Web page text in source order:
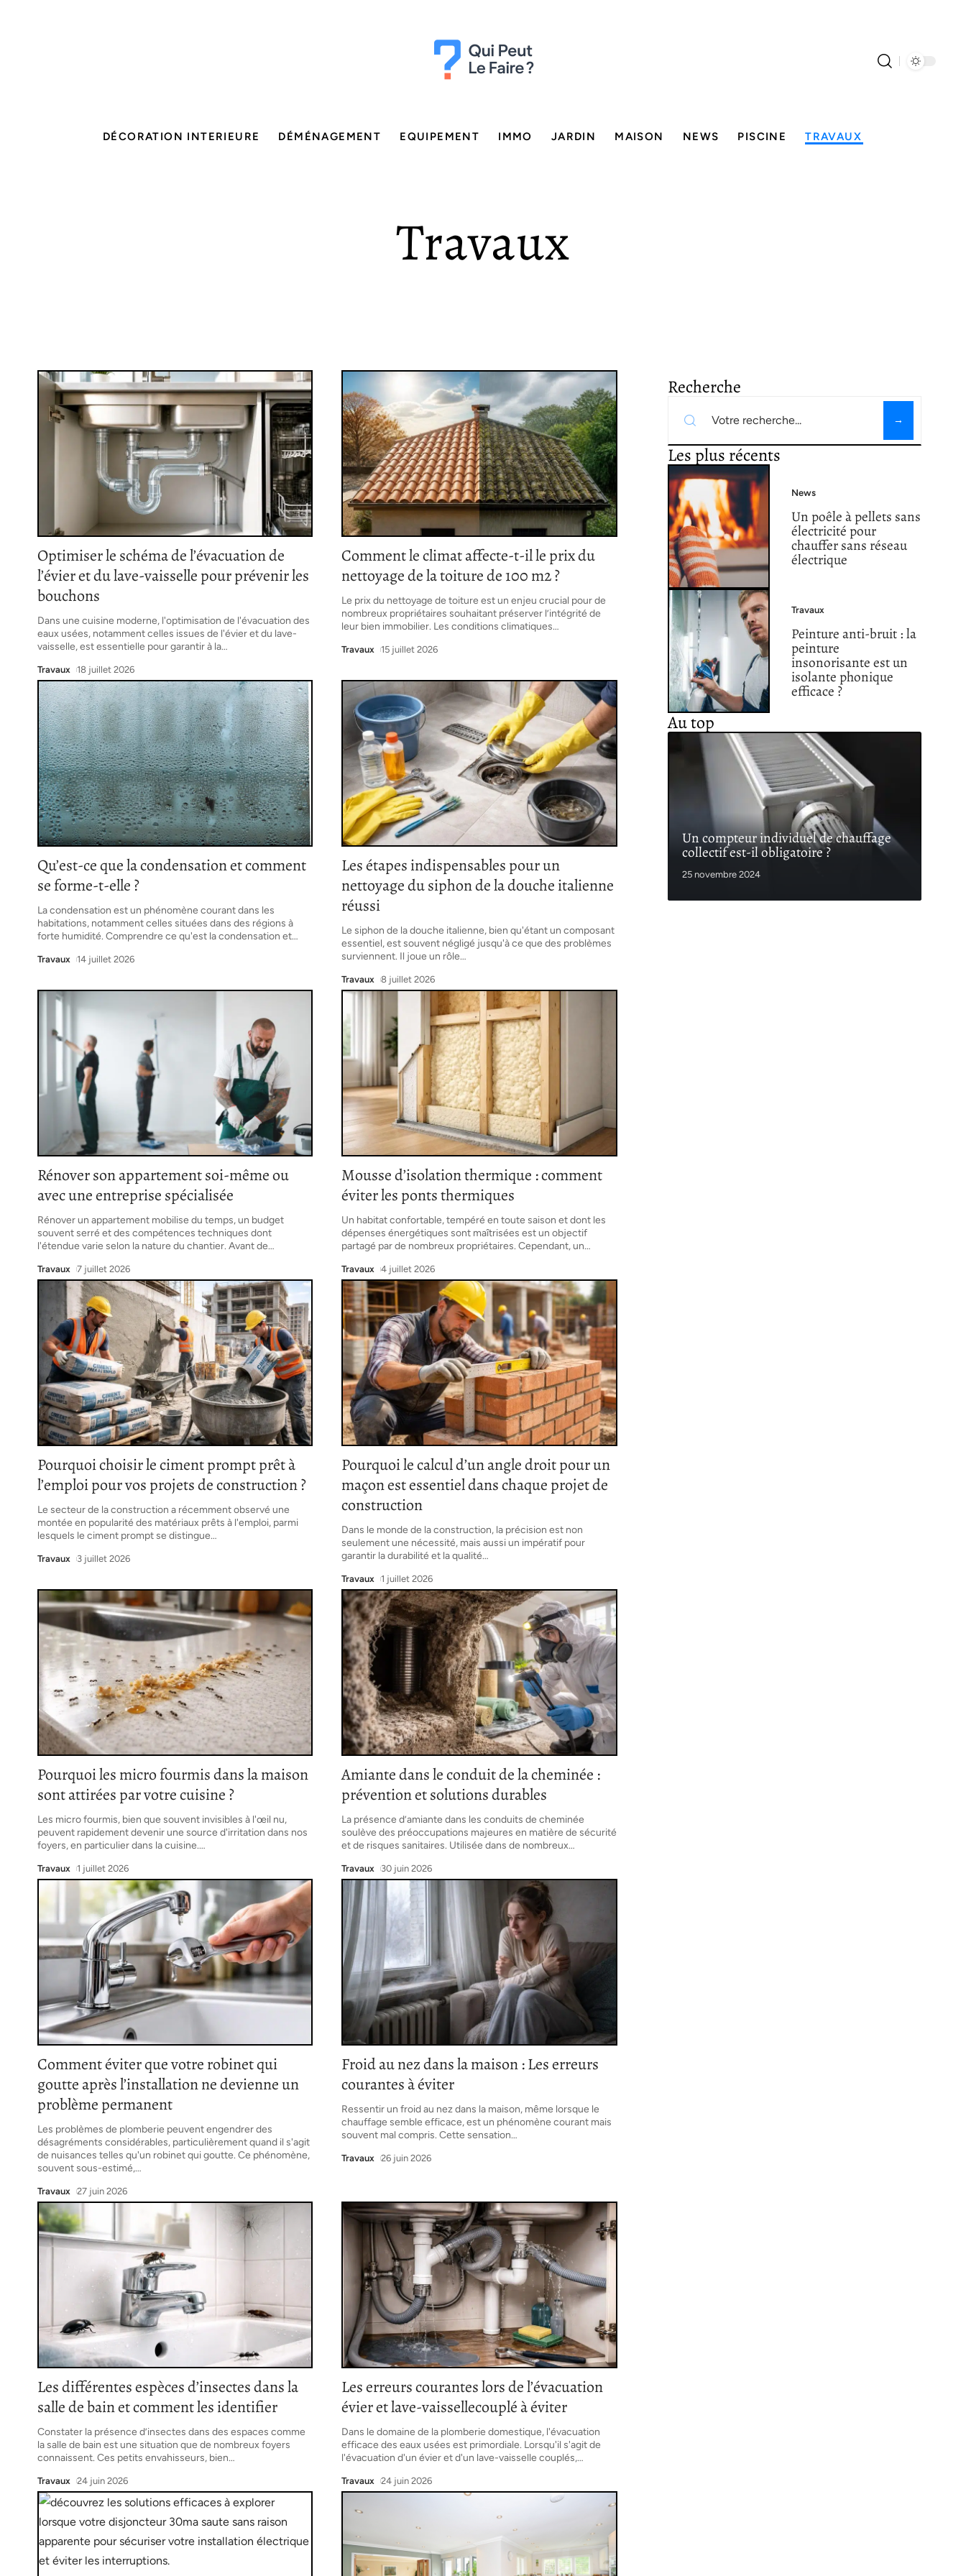
DÉCORATION INTERIEURE DÉMÉNAGEMENT EQUIPEMENT IMMO JARDIN MAISON NEWS PISCINE TRAVAUX
Travaux
Optimiser le schéma de l’évacuation de
l’évier et du lave-vaisselle pour prévenir les
bouchons
Dans une cuisine moderne, l'optimisation de l'évacuation des
eaux usées, notamment celles issues de l'évier et du lave-
vaisselle, est essentielle pour garantir à la…
Travaux 18 juillet 2026
Comment le climat affecte-t-il le prix du
nettoyage de la toiture de 100 m2 ?
Le prix du nettoyage de toiture est un enjeu crucial pour de
nombreux propriétaires souhaitant préserver l’intégrité de
leur bien immobilier. Les conditions climatiques…
Travaux 15 juillet 2026
Qu’est-ce que la condensation et comment
se forme-t-elle ?
La condensation est un phénomène courant dans les
habitations, notamment celles situées dans des régions à
forte humidité. Comprendre ce qu'est la condensation et…
Travaux 14 juillet 2026
Les étapes indispensables pour un
nettoyage du siphon de la douche italienne
réussi
Le siphon de la douche italienne, bien qu'étant un composant
essentiel, est souvent négligé jusqu'à ce que des problèmes
surviennent. Il joue un rôle…
Travaux 8 juillet 2026
Rénover son appartement soi-même ou
avec une entreprise spécialisée
Rénover un appartement mobilise du temps, un budget
souvent serré et des compétences techniques dont
l'étendue varie selon la nature du chantier. Avant de…
Travaux 7 juillet 2026
Mousse d’isolation thermique : comment
éviter les ponts thermiques
Un habitat confortable, tempéré en toute saison et dont les
dépenses énergétiques sont maîtrisées est un objectif
partagé par de nombreux propriétaires. Cependant, un…
Travaux 4 juillet 2026
Pourquoi choisir le ciment prompt prêt à
l’emploi pour vos projets de construction ?
Le secteur de la construction a récemment observé une
montée en popularité des matériaux prêts à l'emploi, parmi
lesquels le ciment prompt se distingue…
Travaux 3 juillet 2026
Pourquoi le calcul d’un angle droit pour un
maçon est essentiel dans chaque projet de
construction
Dans le monde de la construction, la précision est non
seulement une nécessité, mais aussi un impératif pour
garantir la durabilité et la qualité…
Travaux 1 juillet 2026
Pourquoi les micro fourmis dans la maison
sont attirées par votre cuisine ?
Les micro fourmis, bien que souvent invisibles à l'œil nu,
peuvent rapidement devenir une source d'irritation dans nos
foyers, en particulier dans la cuisine.…
Travaux 1 juillet 2026
Amiante dans le conduit de la cheminée :
prévention et solutions durables
La présence d’amiante dans les conduits de cheminée
soulève des préoccupations majeures en matière de sécurité
et de risques sanitaires. Utilisée dans de nombreux…
Travaux 30 juin 2026
Comment éviter que votre robinet qui
goutte après l’installation ne devienne un
problème permanent
Les problèmes de plomberie peuvent engendrer des
désagréments considérables, particulièrement quand il s'agit
de nuisances telles qu'un robinet qui goutte. Ce phénomène,
souvent sous-estimé,…
Travaux 27 juin 2026
Froid au nez dans la maison : Les erreurs
courantes à éviter
Ressentir un froid au nez dans la maison, même lorsque le
chauffage semble efficace, est un phénomène courant mais
souvent mal compris. Cette sensation…
Travaux 26 juin 2026
Les différentes espèces d’insectes dans la
salle de bain et comment les identifier
Constater la présence d’insectes dans des espaces comme
la salle de bain est une situation que de nombreux foyers
connaissent. Ces petits envahisseurs, bien…
Travaux 24 juin 2026
Les erreurs courantes lors de l’évacuation
évier et lave-vaissellecouplé à éviter
Dans le domaine de la plomberie domestique, l'évacuation
efficace des eaux usées est primordiale. Lorsqu'il s'agit de
l'évacuation d'un évier et d'un lave-vaisselle couplés,…
Travaux 24 juin 2026
Recherche
Les plus récents
News
Un poêle à pellets sans
électricité pour
chauffer sans réseau
électrique
Travaux
Peinture anti-bruit : la
peinture
insonorisante est un
isolante phonique
efficace ?
Au top
Un compteur individuel de chauffage
collectif est-il obligatoire ?
25 novembre 2024